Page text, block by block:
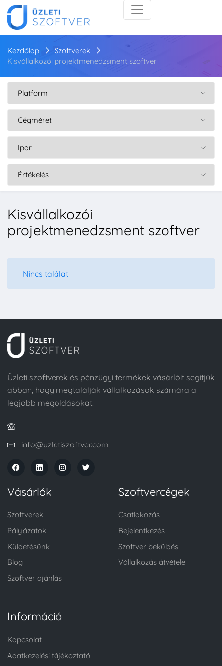
Kezdőlap
Szoftverek
Kisvállalkozói projektmenedzsment szoftver
Kisvállalkozói
projektmenedzsment szoftver
Nincs találat
Üzleti szoftverek és pénzügyi termékek vásárlóit segítjük
abban, hogy megtalálják vállalkozások számára a
legjobb megoldásokat.
info@uzletiszoftver.com
Vásárlók
Szoftverek
Pályázatok
Küldetésünk
Blog
Szoftver ajánlás
Szoftvercégek
Csatlakozás
Bejelentkezés
Szoftver beküldés
Vállalkozás átvétele
Információ
Kapcsolat
Adatkezelési tájékoztató